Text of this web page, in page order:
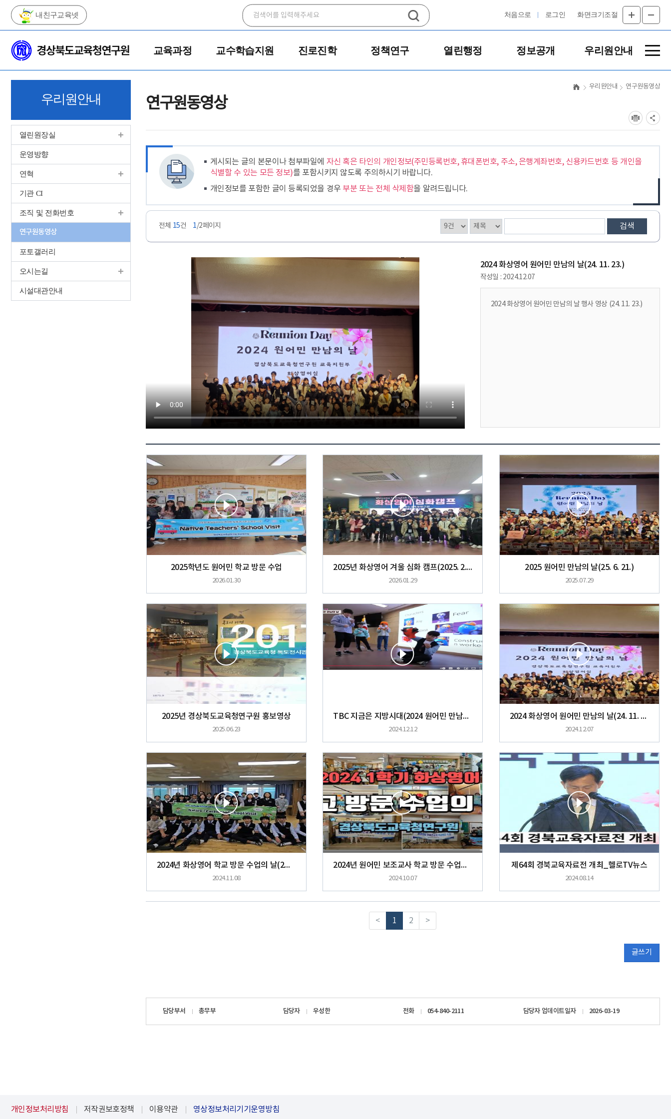
내친구교육넷
검
색
입
처음으로 로그인 화면크기조절
뉴
사이
교육과정 교수학습지원 진로진학 정책연구 열린행정 정보공개 우리원안내
우리원안내
열린원장실
운영방향
연혁
기관 CI
조직 및 전화번호
연구원동영상
포토갤러리
오시는길
시설대관안내
우리원안내 연구원동영상
연구원동영상
게시되는 글의 본문이나 첨부파일에 자신 혹은 타인의 개인정보(주민등록번호, 휴대폰번호, 주소, 은행계좌번호, 신용카드번호 등 개인을
식별할 수 있는 모든 정보)를 포함시키지 않도록 주의하시기 바랍니다.
개인정보를 포함한 글이 등록되었을 경우 부분 또는 전체 삭제함을 알려드립니다.
전체 15건 1/2페이지 검색
2024 화상영어 원어민 만남의 날(24. 11. 23.)
작성일 : 2024.12.07
2024 화상영어 원어민 만남의 날 행사 영상 (24. 11. 23.)
2025학년도 원어민 학교 방문 수업
2026.01.30
2025년 화상영어 겨울 심화 캠프(2025. 2. 17.~2. 21.)
2026.01.29
2025 원어민 만남의 날(25. 6. 21.)
2025.07.29
2025년 경상북도교육청연구원 홍보영상
2025.06.23
TBC 지금은 지방시대(2024 원어민 만남의 날)
2024.12.12
2024 화상영어 원어민 만남의 날(24. 11. 23.)
2024.12.07
2024년 화상영어 학교 방문 수업의 날(2학기)
2024.11.08
2024년 원어민 보조교사 학교 방문 수업의 날(1학기)
2024.10.07
제64회 경북교육자료전 개최_헬로TV뉴스
2024.08.14
< 1 2 >
글쓰기
담당부서 총무부 담당자 우성한 전화 054-840-2111 담당자 업데이트일자 2026-03-19
개인정보처리방침 저작권보호정책 이용약관 영상정보처리기기운영방침